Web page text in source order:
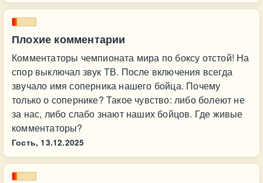
Плохие комментарии
Комментаторы чемпионата мира по боксу отстой! На
спор выключал звук ТВ. После включения всегда
звучало имя соперника нашего бойца. Почему
только о сопернике? Такое чувство: либо болеют не
за нас, либо слабо знают наших бойцов. Где живые
комментаторы?
Гость, 13.12.2025